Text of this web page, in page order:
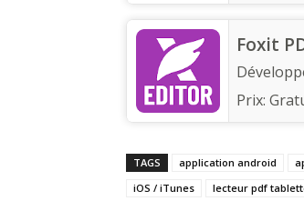
Foxit
Prix:
TAGS application android
iOS / iTunes
lecteur pdf